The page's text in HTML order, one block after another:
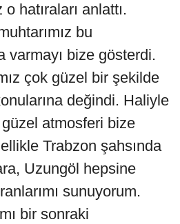
hatıraları anlattı.
bu
varmayı bize gösterdi.
çok güzel bir şekilde
değindi. Haliyle
atmosferi bize
Trabzon şahsında
Uzungöl hepsine
sunuyorum.
bir sonraki